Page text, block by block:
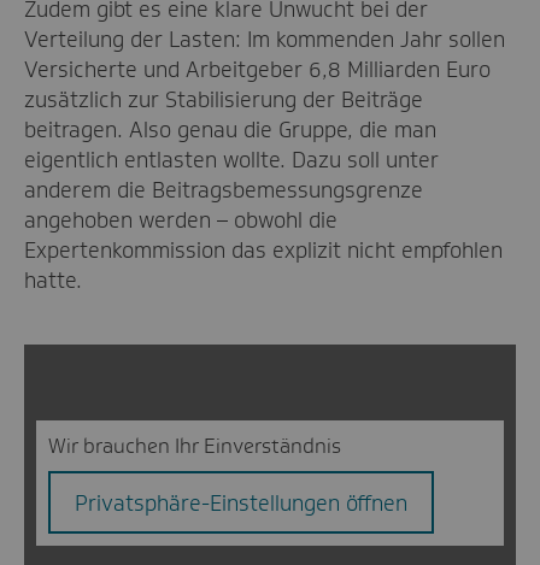
Zudem gibt es eine klare Unwucht bei der
Verteilung der Lasten: Im kommenden Jahr sollen
Versicherte und Arbeitgeber 6,8 Milliarden Euro
zusätzlich zur Stabilisierung der Beiträge
beitragen. Also genau die Gruppe, die man
eigentlich entlasten wollte. Dazu soll unter
anderem die Beitragsbemessungsgrenze
angehoben werden – obwohl die
Expertenkommission das explizit nicht empfohlen
hatte.
Wir brauchen Ihr Einverständnis
Privatsphäre-Einstellungen öffnen